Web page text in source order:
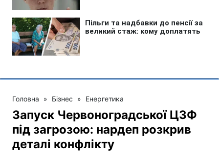
Головна » Бізнес » Енергетика
Запуск Червоноградської ЦЗФ
під загрозою: нардеп розкрив
деталі конфлікту